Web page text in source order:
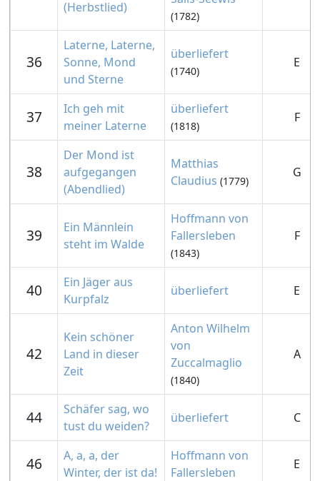
(Herbstlied)
(1782)
36
Laterne, Laterne,
Sonne, Mond
und Sterne
überliefert
(1740)
E
37
Ich geh mit
meiner Laterne
überliefert
(1818)
F
38
Der Mond ist
aufgegangen
(Abendlied)
Matthias
Claudius (1779)
G
39
Ein Männlein
steht im Walde
Hoffmann von
Fallersleben
(1843)
F
40
Ein Jäger aus
Kurpfalz
überliefert E
42
Kein schöner
Land in dieser
Zeit
Anton Wilhelm
von
Zuccalmaglio
(1840)
A
44
Schäfer sag, wo
tust du weiden?
überliefert C
46
A, a, a, der
Winter, der ist da!
Hoffmann von
Fallersleben
E